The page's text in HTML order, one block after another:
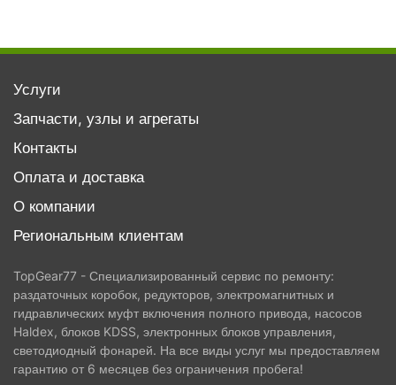
Услуги
Запчасти, узлы и агрегаты
Контакты
Оплата и доставка
О компании
Региональным клиентам
TopGear77 - Специализированный сервис по ремонту:
раздаточных коробок, редукторов, электромагнитных и
гидравлических муфт включения полного привода, насосов
Haldex, блоков KDSS, электронных блоков управления,
светодиодный фонарей. На все виды услуг мы предоставляем
гарантию от 6 месяцев без ограничения пробега!